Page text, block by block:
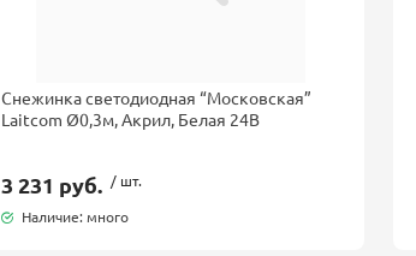
Снежинка светодиодная “Московская”
Laitcom Ø0,3м, Акрил, Белая 24B
3 231 руб. / шт.
Наличие: много